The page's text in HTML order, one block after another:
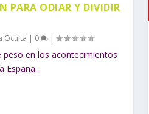
PARA ODIAR Y DIVIDIR
Oculta | 0 |
peso en los acontecimientos
España...